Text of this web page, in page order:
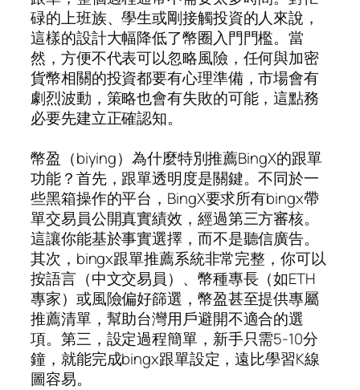
碌的上班族、學生或剛接觸投資的人來說，
這樣的設計大幅降低了幣圈入門門檻。當
然，方便不代表可以忽略風險，任何與加密
貨幣相關的投資都要有心理準備，市場會有
劇烈波動，策略也會有失敗的可能，這點務
必要先建立正確認知。
幣盈（biying）為什麼特別推薦BingX的跟單
功能？首先，跟單透明度是關鍵。不同於一
些黑箱操作的平台，BingX要求所有bingx帶
單交易員公開真實績效，經過第三方審核。
這讓你能基於事實選擇，而不是聽信廣告。
其次，bingx跟單推薦系統非常完整，你可以
按語言（中文交易員）、幣種專長（如ETH
專家）或風險偏好篩選，幣盈甚至提供專屬
推薦清單，幫助台灣用戶避開不適合的選
項。第三，設定過程簡單，新手只需5-10分
鐘，就能完成bingx跟單設定，遠比學習K線
圖容易。